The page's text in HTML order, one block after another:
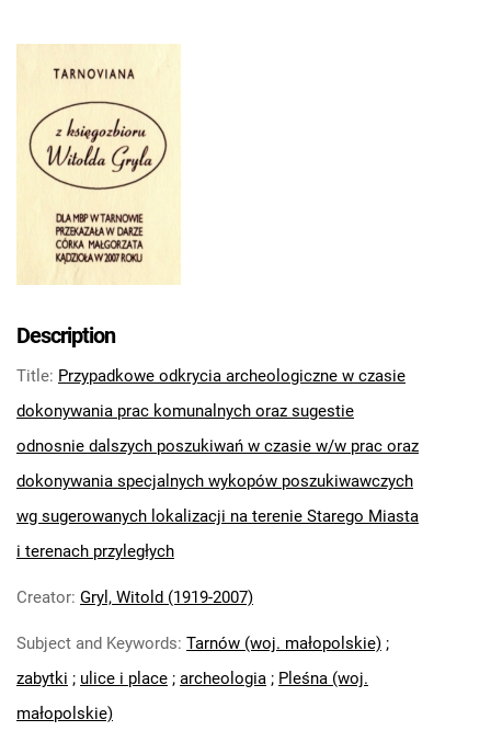
Description
Title: Przypadkowe odkrycia archeologiczne w czasie
dokonywania prac komunalnych oraz sugestie
odnosnie dalszych poszukiwań w czasie w/w prac oraz
dokonywania specjalnych wykopów poszukiwawczych
wg sugerowanych lokalizacji na terenie Starego Miasta
i terenach przyległych
Creator: Gryl, Witold (1919-2007)
Subject and Keywords: Tarnów (woj. małopolskie) ;
zabytki ; ulice i place ; archeologia ; Pleśna (woj.
małopolskie)